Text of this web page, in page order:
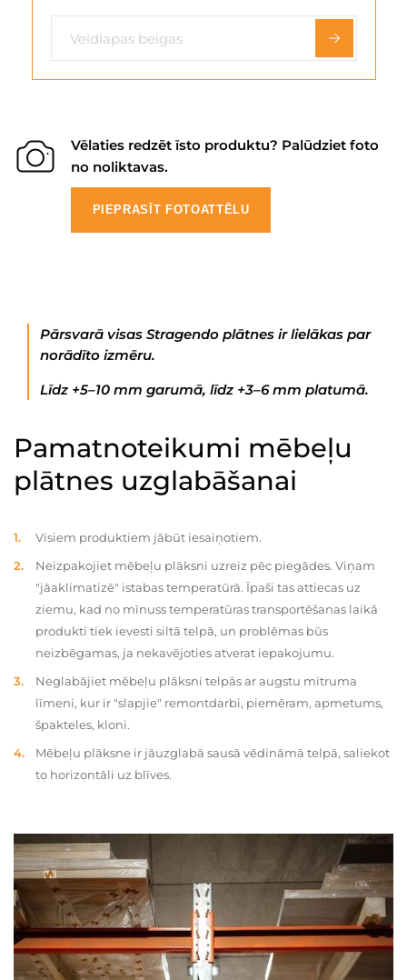
Vēlaties redzēt īsto produktu? Palūdziet foto
no noliktavas.
PIEPRASĪT FOTOATTĒLU
Pārsvarā visas Stragendo plātnes ir lielākas par
norādīto izmēru.
Līdz +5–10 mm garumā, līdz +3–6 mm platumā.
Pamatnoteikumi mēbeļu
plātnes uzglabāšanai
Visiem produktiem jābūt iesaiņotiem.
Neizpakojiet mēbeļu plāksni uzreiz pēc piegādes. Viņam
"jāaklimatizē" istabas temperatūrā. Īpaši tas attiecas uz
ziemu, kad no mīnuss temperatūras transportēšanas laikā
produkti tiek ievesti siltā telpā, un problēmas būs
neizbēgamas, ja nekavējoties atverat iepakojumu.
Neglabājiet mēbeļu plāksni telpās ar augstu mitruma
līmeni, kur ir "slapjie" remontdarbi, piemēram, apmetums,
špakteles, kloni.
Mēbeļu plāksne ir jāuzglabā sausā vēdināmā telpā, saliekot
to horizontāli uz blīves.